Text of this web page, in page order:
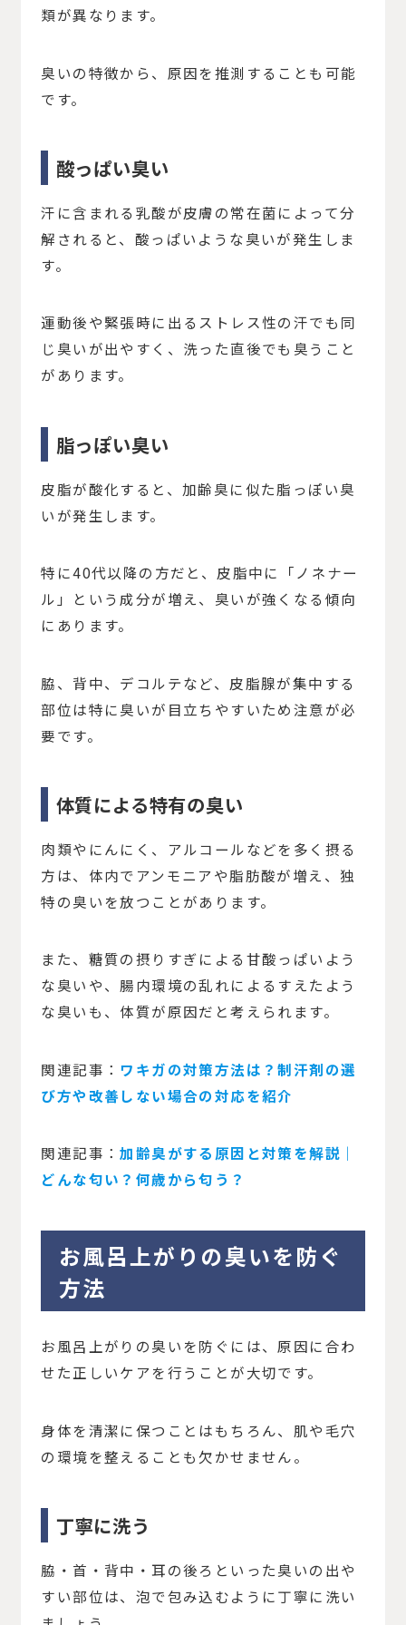
類が異なります。
臭いの特徴から、原因を推測することも可能
です。
酸っぱい臭い
汗に含まれる乳酸が皮膚の常在菌によって分
解されると、酸っぱいような臭いが発生しま
す。
運動後や緊張時に出るストレス性の汗でも同
じ臭いが出やすく、洗った直後でも臭うこと
があります。
脂っぽい臭い
皮脂が酸化すると、加齢臭に似た脂っぽい臭
いが発生します。
特に40代以降の方だと、皮脂中に「ノネナー
ル」という成分が増え、臭いが強くなる傾向
にあります。
脇、背中、デコルテなど、皮脂腺が集中する
部位は特に臭いが目立ちやすいため注意が必
要です。
体質による特有の臭い
肉類やにんにく、アルコールなどを多く摂る
方は、体内でアンモニアや脂肪酸が増え、独
特の臭いを放つことがあります。
また、糖質の摂りすぎによる甘酸っぱいよう
な臭いや、腸内環境の乱れによるすえたよう
な臭いも、体質が原因だと考えられます。
関連記事： ワキガの対策方法は？制汗剤の選
び方や改善しない場合の対応を紹介
関連記事：加齢臭がする原因と対策を解説｜
どんな匂い？何歳から匂う？
お風呂上がりの臭いを防ぐ
方法
お風呂上がりの臭いを防ぐには、原因に合わ
せた正しいケアを行うことが大切です。
身体を清潔に保つことはもちろん、肌や毛穴
の環境を整えることも欠かせません。
丁寧に洗う
脇・首・背中・耳の後ろといった臭いの出や
すい部位は、泡で包み込むように丁寧に洗い